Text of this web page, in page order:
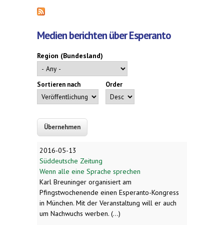
Medien berichten über Esperanto
Region (Bundesland)
Sortieren nach Order
2016-05-13
Süddeutsche Zeitung
Wenn alle eine Sprache sprechen
Karl Breuninger organisiert am
Pfingstwochenende einen Esperanto-Kongress
in München. Mit der Veranstaltung will er auch
um Nachwuchs werben. (...)